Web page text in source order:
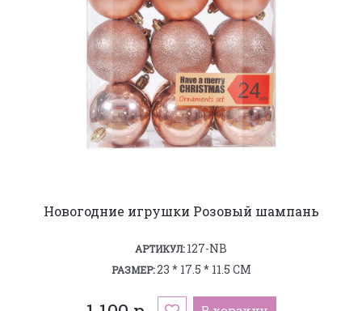
Новогодние игрушки Розовый шампань
АРТИКУЛ:127-NB
РАЗМЕР:23 * 17.5 * 11.5 СМ